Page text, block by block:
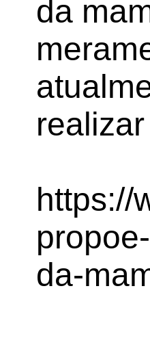
da
https://
da-